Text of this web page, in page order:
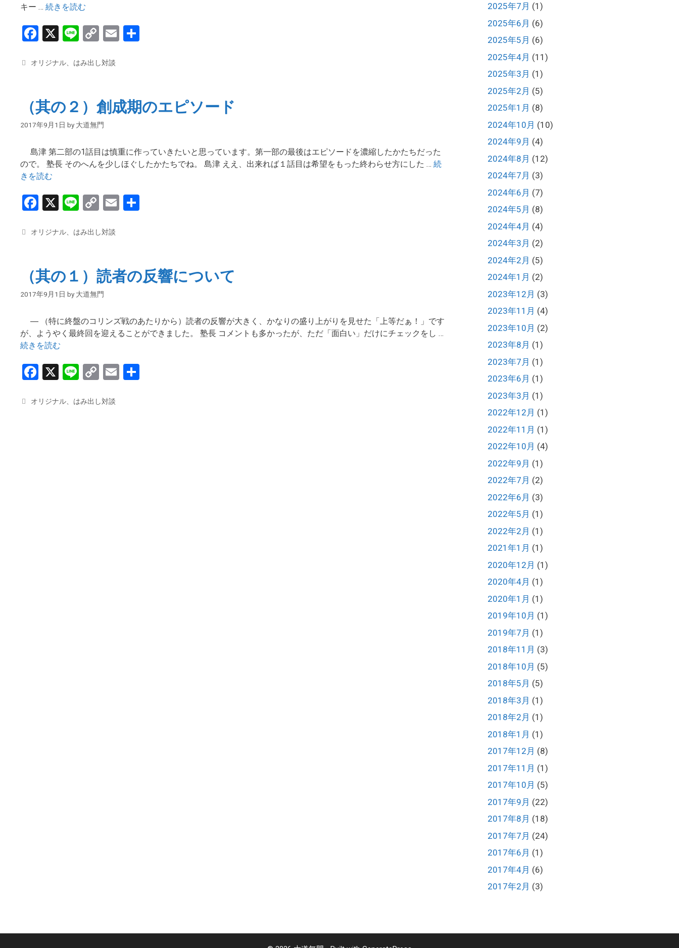
キー … 続きを読む
F
ce
o
o
k
X
Li
e
C
py
n
k
E
カ
ー
オリジナル はみ出し対談
（其の２）創成期のエピソード
2017年9月1日 by 大道無門
島津 第二部の1話目は慎重に作っていきたいと思っています。第一部の最後はエピソードを濃縮したかたちだった
ので。 塾長 そのへんを少しほぐしたかたちでね。 島津 ええ、出来れば１話目は希望をもった終わらせ方にした … 続
きを読む
F
ce
o
o
k
X
Li
e
C
py
n
k
E
カ
ー
オリジナル はみ出し対談
（其の１）読者の反響について
2017年9月1日 by 大道無門
― （特に終盤のコリンズ戦のあたりから）読者の反響が大きく、かなりの盛り上がりを見せた「上等だぁ！」です
が、ようやく最終回を迎えることができました。 塾長 コメントも多かったが、ただ「面白い」だけにチェックをし …
続きを読む
F
ce
X
Li
e
C
py
E
カ
オリジナル はみ出し対談
2025年7月 (1)
2025年6月 (6)
2025年5月 (6)
2025年4月 (11)
2025年3月 (1)
2025年2月 (5)
2025年1月 (8)
2024年10月 (10)
2024年9月 (4)
2024年8月 (12)
2024年7月 (3)
2024年6月 (7)
2024年5月 (8)
2024年4月 (4)
2024年3月 (2)
2024年2月 (5)
2024年1月 (2)
2023年12月 (3)
2023年11月 (4)
2023年10月 (2)
2023年8月 (1)
2023年7月 (1)
2023年6月 (1)
2023年3月 (1)
2022年12月 (1)
2022年11月 (1)
2022年10月 (4)
2022年9月 (1)
2022年7月 (2)
2022年6月 (3)
2022年5月 (1)
2022年2月 (1)
2021年1月 (1)
2020年12月 (1)
2020年4月 (1)
2020年1月 (1)
2019年10月 (1)
2019年7月 (1)
2018年11月 (3)
2018年10月 (5)
2018年5月 (5)
2018年3月 (1)
2018年2月 (1)
2018年1月 (1)
2017年12月 (8)
2017年11月 (1)
2017年10月 (5)
2017年9月 (22)
2017年8月 (18)
2017年7月 (24)
2017年6月 (1)
2017年4月 (6)
2017年2月 (3)